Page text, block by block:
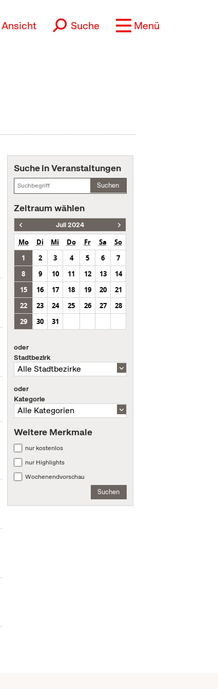
Ansicht Suche Menü
Suche in Veranstaltungen
Suchen
Zeitraum wählen
Juli 2024
Mo Di Mi Do Fr Sa
So
1
2 3 4 5 6
7
8
9 10 11 12 13
14
15
16 17 18 19 20
21
22
23 24 25 26 27
28
29
30 31
oder
Stadtbezirk
oder
Kategorie
Weitere Merkmale
nur kostenlos
nur Highlights
Wochenendvorschau
Suchen